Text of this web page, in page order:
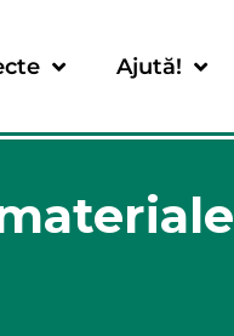
Ajută!